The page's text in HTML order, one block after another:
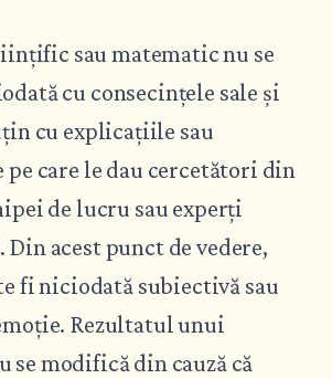
sau matematic nu se
cu consecințele sale și
cu explicațiile sau
care le dau cercetători din
de lucru sau experți
acest punct de vedere,
fi niciodată subiectivă sau
Rezultatul unui
se modifică din cauză că